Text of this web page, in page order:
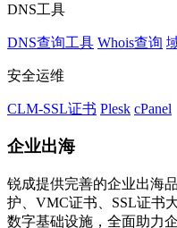
DNS工具
DNS查询工具 Whois查询
安全运维
CLM-SSL证书 Plesk cPanel
企业出海
锐成提供完善的企业出海
护、VMC证书、SSL证书
数字基础设施，全面助力